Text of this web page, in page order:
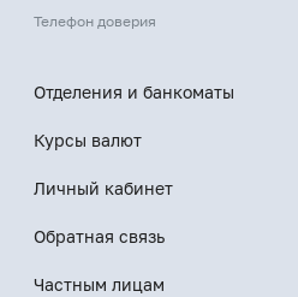
Телефон доверия
Отделения и банкоматы
Курсы валют
Личный кабинет
Обратная связь
Частным лицам